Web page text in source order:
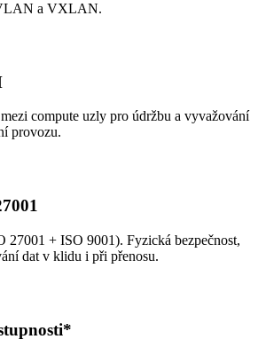
a VXLAN.
compute uzly pro údržbu a vyvažování
provozu.
27001 + ISO 9001). Fyzická bezpečnost,
dat v klidu i při přenosu.